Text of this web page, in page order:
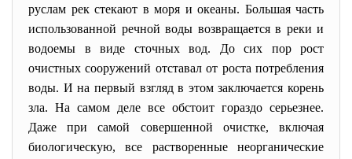
руслам рек стекают в моря и океаны. Большая часть
использованной речной воды возвращается в реки и
водоемы в виде сточных вод. До сих пор рост
очистных сооружений отставал от роста потребления
воды. И на первый взгляд в этом заключается корень
зла. На самом деле все обстоит гораздо серьезнее.
Даже при самой совершенной очистке, включая
биологическую, все растворенные неорганические